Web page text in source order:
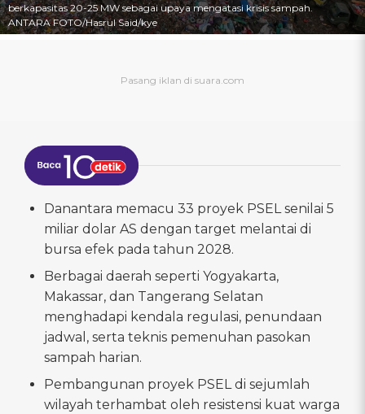
berkapasitas 20-25 MW sebagai upaya mengatasi krisis sampah.
ANTARA FOTO/Hasrul Said/kye
Danantara memacu 33 proyek PSEL senilai 5
miliar dolar AS dengan target melantai di
bursa efek pada tahun 2028.
Berbagai daerah seperti Yogyakarta,
Makassar, dan Tangerang Selatan
menghadapi kendala regulasi, penundaan
jadwal, serta teknis pemenuhan pasokan
sampah harian.
Pembangunan proyek PSEL di sejumlah
wilayah terhambat oleh resistensi kuat warga